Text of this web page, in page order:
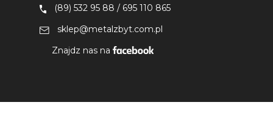
(89) 532 95 88 / 695 110 865
sklep@metalzbyt.com.pl
Znajdz nas na